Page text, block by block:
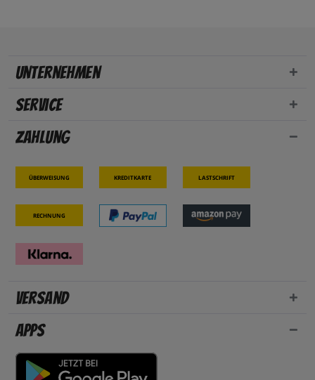
Unternehmen
Service
Zahlung
Überweisung Kreditkarte Lastschrift
Rechnung
Versand
Apps